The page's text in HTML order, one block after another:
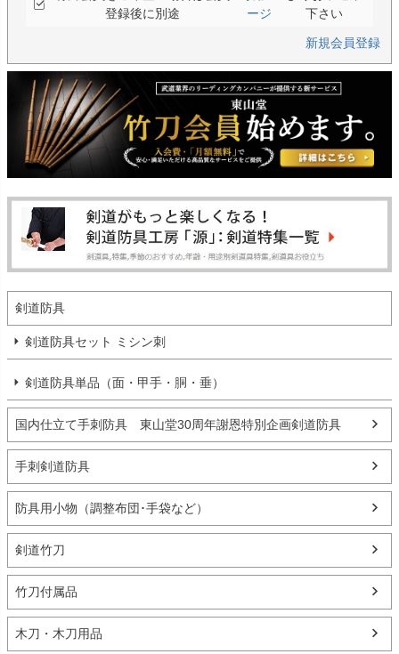
登録後に別途
ージ
下さい
新規会員登録
剣道防具
剣道防具セット ミシン刺
剣道防具単品（面・甲手・胴・垂）
国内仕立て手刺防具 東山堂30周年謝恩特別企画剣道防具
手刺剣道防具
防具用小物（調整布団･手袋など）
剣道竹刀
竹刀付属品
木刀・木刀用品